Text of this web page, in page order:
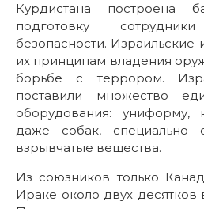
Курдистана построена
подготовку
безопасности. Израильские
их принципам владения
борьбе с террором.
поставили множество
оборудования: униформу,
даже собак, специально
взрывчатые вещества.
Из союзников только
Ираке около двух десятков